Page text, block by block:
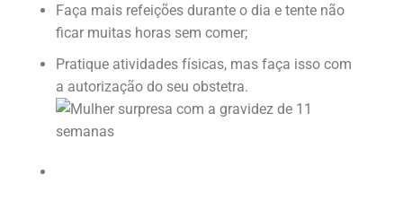
Faça mais refeições durante o dia e tente não
ficar muitas horas sem comer;
Pratique atividades físicas, mas faça isso com
a autorização do seu obstetra.